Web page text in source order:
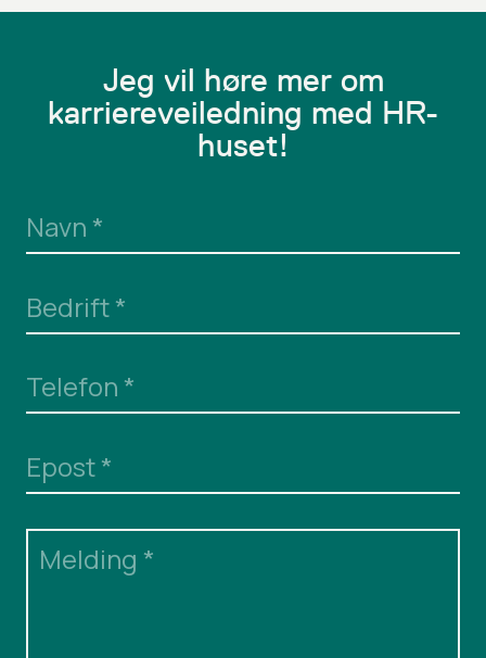
Jeg vil høre mer om
karriereveiledning med HR-
huset!
Navn *
Bedrift*
Telefon *
Epost*
Melding *